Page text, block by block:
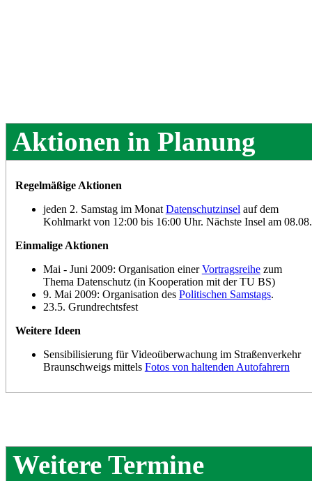
Aktionen in Planung
Regelmäßige Aktionen
jeden 2. Samstag im Monat Datenschutzinsel auf dem
Kohlmarkt von 12:00 bis 16:00 Uhr. Nächste Insel am 08.08.
Einmalige Aktionen
Mai - Juni 2009: Organisation einerVortragsreihezum
Thema Datenschutz (in Kooperation mit der TU BS)
9. Mai 2009: Organisation des Politischen Samstags.
23.5. Grundrechtsfest
Weitere Ideen
Sensibilisierung für Videoüberwachung im Straßenverkehr
Braunschweigs mittels Fotos von haltenden Autofahrern
Weitere Termine